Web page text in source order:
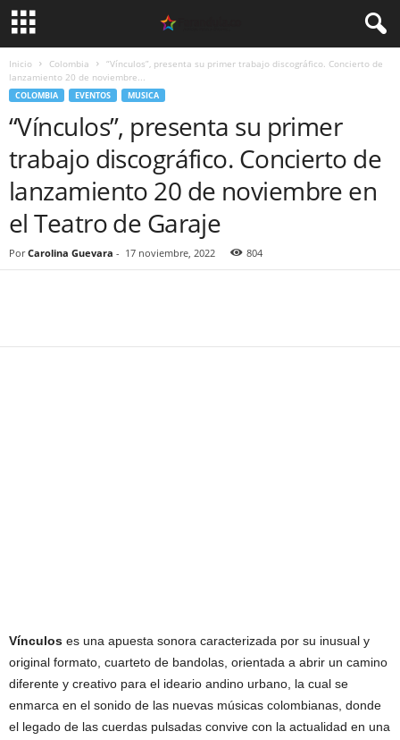
Inicio Colombia
“Vínculos”, presenta su primer trabajo discográfico. Concierto de
lanzamiento 20 de noviembre...
COLOMBIA EVENTOS MUSICA
“Vínculos”, presenta su primer
trabajo discográfico. Concierto de
lanzamiento 20 de noviembre en
el Teatro de Garaje
Por Carolina Guevara - 17 noviembre, 2022 804
Vínculos es una apuesta sonora caracterizada por su inusual y
original formato, cuarteto de bandolas, orientada a abrir un camino
diferente y creativo para el ideario andino urbano, la cual se
enmarca en el sonido de las nuevas músicas colombianas, donde
el legado de las cuerdas pulsadas convive con la actualidad en una